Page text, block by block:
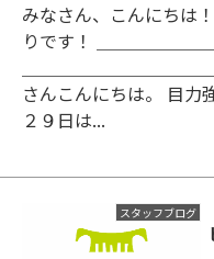
みなさん、こんにちは
りです！ ＿＿＿＿＿＿
＿＿＿＿＿＿＿＿＿＿
さんこんにちは。 目力
２９日は...
スタッフブログ